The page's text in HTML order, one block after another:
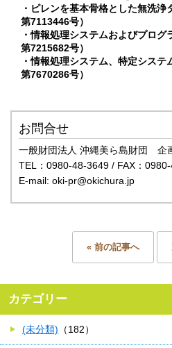
・ピレンを基本骨格とした無洗
第7113446号）
・情報処理システムお
第7215682号）
・情報処理システム、特定シス
第7670286号）
お問合せ
一般財団法人 沖縄美ら島財団
TEL：0980-48-3649 / FAX：
E-mail: oki-pr@okichura.jp
« 前の記事へ
カテゴリー
(未分類) （182）